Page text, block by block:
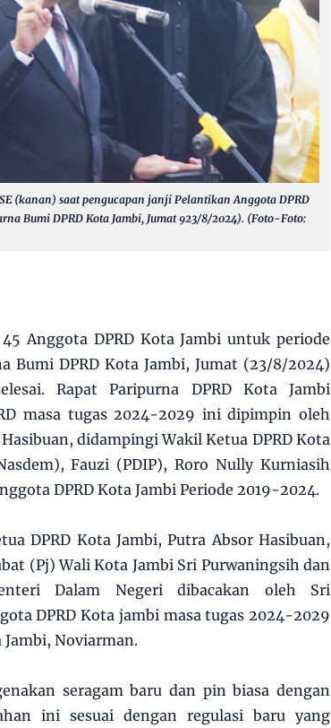
(kanan) saat pengucapan janji Pelantikan Anggota DPRD
Bumi DPRD Kota Jambi, Jumat 923/8/2024). (Foto-Foto:
Anggota DPRD Kota Jambi untuk periode
Bumi DPRD Kota Jambi, Jumat (23/8/2024)
Rapat Paripurna DPRD Kota Jambi
masa tugas 2024-2029 ini dipimpin oleh
didampingi Wakil Ketua DPRD Kota
Fauzi (PDIP), Roro Nully Kurniasih
DPRD Kota Jambi Periode 2019-2024.
DPRD Kota Jambi, Putra Absor Hasibuan,
(Pj) Wali Kota Jambi Sri Purwaningsih dan
Dalam Negeri dibacakan oleh Sri
DPRD Kota jambi masa tugas 2024-2029
Jambi, Noviarman.
seragam baru dan pin biasa dengan
ini sesuai dengan regulasi baru yang